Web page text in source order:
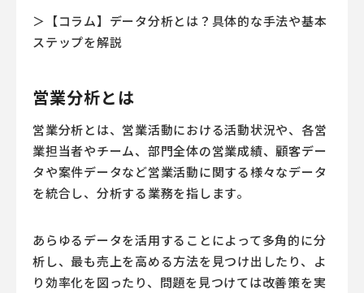
＞【コラム】データ分析とは？具体的な手法や基本
ステップを解説
営業分析とは
営業分析とは、営業活動における活動状況や、各営
業担当者やチーム、部門全体の営業成績、顧客デー
タや案件データなど営業活動に関する様々なデータ
を統合し、分析する業務を指します。
あらゆるデータを活用することによって多角的に分
析し、最も売上を高める方法を見つけ出したり、よ
り効率化を図ったり、問題を見つけては改善策を実